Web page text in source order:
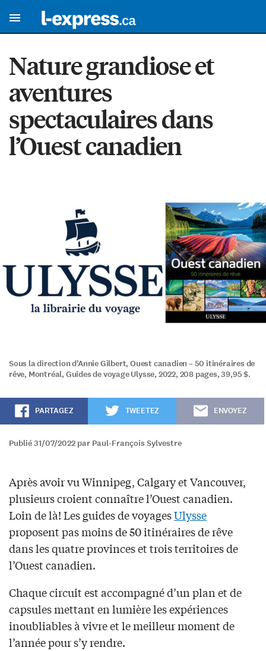
Nature grandiose et
aventures
spectaculaires dans
l’Ouest canadien
Sous la direction d’Annie Gilbert, Ouest canadien – 50 itinéraires de
rêve, Montréal, Guides de voyage Ulysse, 2022, 208 pages, 39,95 $.
PARTAGEZ TWEETEZ ENVOYEZ
Publié 31/07/2022 par Paul-François Sylvestre
Après avoir vu Winnipeg, Calgary et Vancouver,
plusieurs croient connaître l’Ouest canadien.
Loin de là! Les guides de voyagesUlysse
proposent pas moins de 50 itinéraires de rêve
dans les quatre provinces et trois territoires de
l’Ouest canadien.
Chaque circuit est accompagné d’un plan et de
capsules mettant en lumière les expériences
inoubliables à vivre et le meilleur moment de
l’année pour s’y rendre.